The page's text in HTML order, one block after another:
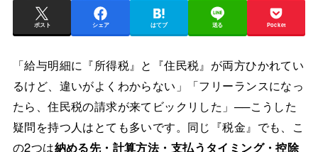
ポスト シェア はてブ 送る Pocket
「給与明細に『所得税』と『住民税』が両方ひかれてい
るけど、違いがよくわからない」「フリーランスになっ
たら、住民税の請求が来てビックリした」──こうした
疑問を持つ人はとても多いです。同じ『税金』でも、こ
の2つは納める先・計算方法・支払うタイミング・控除